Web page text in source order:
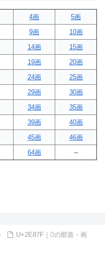
4画
5画
9画
10画
14画
15画
19画
20画
24画
25画
29画
30画
34画
35画
39画
40画
45画
46画
64画 –
U+2E87F｜𮡿の部首・画